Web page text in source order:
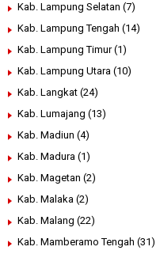
Kab. Lampung Selatan (7)
Kab. Lampung Tengah (14)
Kab. Lampung Timur (1)
Kab. Lampung Utara (10)
Kab. Langkat (24)
Kab. Lumajang (13)
Kab. Madiun (4)
Kab. Madura (1)
Kab. Magetan (2)
Kab. Malaka (2)
Kab. Malang (22)
Kab. Mamberamo Tengah (31)